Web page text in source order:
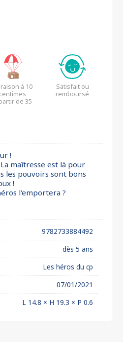
à 10
centimes
de 35
Satisfait ou
remboursé
!
maîtresse est là pour
les pouvoirs sont bons
!
l'emportera ?
9782733884492
dès 5 ans
Les héros du cp
07/01/2021
L 14.8 × H 19.3 × P 0.6